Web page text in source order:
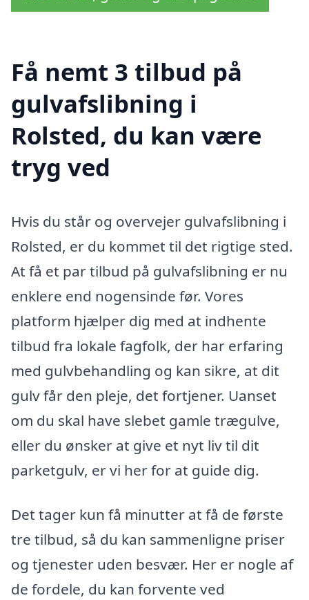
Få nemt 3 tilbud på
gulvafslibning i
Rolsted, du kan være
tryg ved
Hvis du står og overvejer gulvafslibning i
Rolsted, er du kommet til det rigtige sted.
At få et par tilbud på gulvafslibning er nu
enklere end nogensinde før. Vores
platform hjælper dig med at indhente
tilbud fra lokale fagfolk, der har erfaring
med gulvbehandling og kan sikre, at dit
gulv får den pleje, det fortjener. Uanset
om du skal have slebet gamle trægulve,
eller du ønsker at give et nyt liv til dit
parketgulv, er vi her for at guide dig.
Det tager kun få minutter at få de første
tre tilbud, så du kan sammenligne priser
og tjenester uden besvær. Her er nogle af
de fordele, du kan forvente ved